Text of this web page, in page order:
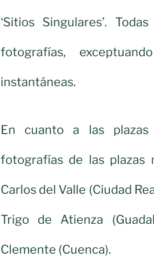
‘Sitios Singulares’.
fotografías,
instantáneas.
En cuanto a las
fotografías de las plazas
Carlos del Valle (Ciudad
Trigo de Atienza
Clemente (Cuenca).